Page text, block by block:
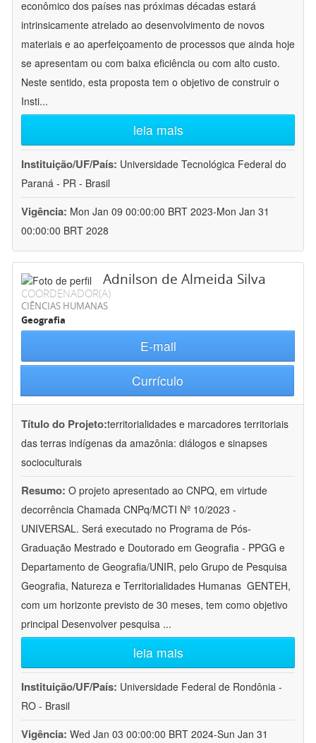
econômico dos países nas próximas décadas estará
intrinsicamente atrelado ao desenvolvimento de novos
materiais e ao aperfeiçoamento de processos que ainda hoje
se apresentam ou com baixa eficiência ou com alto custo.
Neste sentido, esta proposta tem o objetivo de construir o
Insti...
leia mais
Instituição/UF/País: Universidade Tecnológica Federal do
Paraná - PR - Brasil
Vigência: Mon Jan 09 00:00:00 BRT 2023-Mon Jan 31
00:00:00 BRT 2028
Adnilson de Almeida Silva
COORDENADOR(A)
CIÊNCIAS HUMANAS
Geografia
E-mail
Currículo
Título do Projeto:territorialidades e marcadores territoriais
das terras indígenas da amazônia: diálogos e sinapses
socioculturais
Resumo: O projeto apresentado ao CNPQ, em virtude
decorrência Chamada CNPq/MCTI Nº 10/2023 -
UNIVERSAL. Será executado no Programa de Pós-
Graduação Mestrado e Doutorado em Geografia - PPGG e
Departamento de Geografia/UNIR, pelo Grupo de Pesquisa
Geografia, Natureza e Territorialidades Humanas  GENTEH,
com um horizonte previsto de 30 meses, tem como objetivo
principal Desenvolver pesquisa ...
leia mais
Instituição/UF/País: Universidade Federal de Rondônia -
RO - Brasil
Vigência: Wed Jan 03 00:00:00 BRT 2024-Sun Jan 31